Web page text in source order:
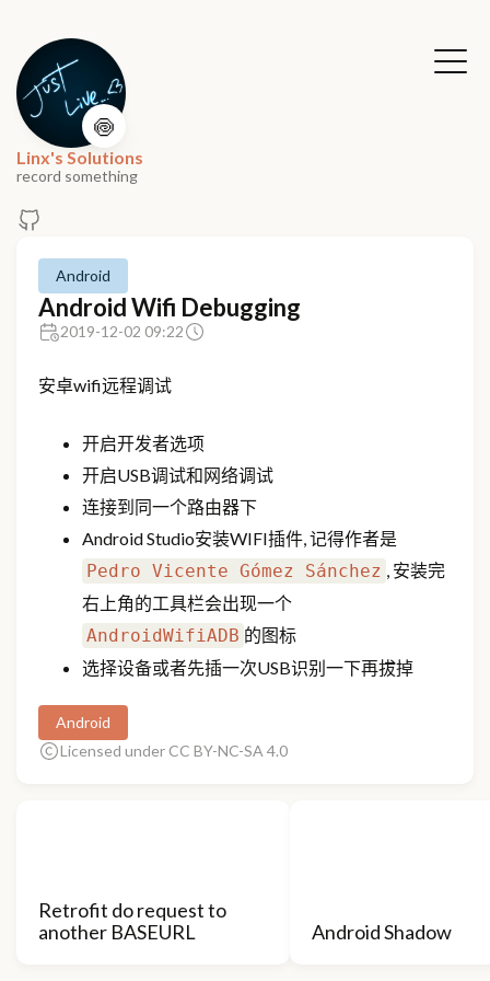
🍥
Linx's Solutions
record something
Android
Android Wifi Debugging
2019-12-02 09:22
安卓wifi远程调试
开启开发者选项
开启USB调试和网络调试
连接到同一个路由器下
Android Studio安装WIFI插件, 记得作者是
Pedro Vicente Gómez Sánchez , 安装完
右上角的工具栏会出现一个
AndroidWifiADB 的图标
选择设备或者先插一次USB识别一下再拔掉
Android
Licensed under CC BY-NC-SA 4.0
Retrofit do request to
another BASEURL
Android Shadow